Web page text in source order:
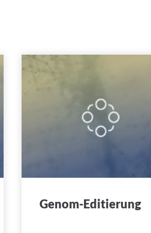
Genom-Editierung